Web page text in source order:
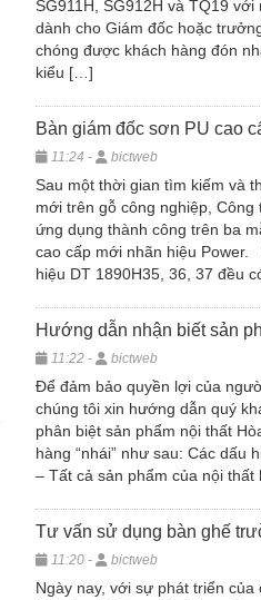
SG911H, SG912H và TQ19
dành cho Giám đốc hoặc
chóng được khách hàng đón
kiểu […]
Bàn giám đốc sơn PU cao
11:24 - bictweb
Sau một thời gian tìm kiếm và
mới trên gỗ công nghiệp, Công
ứng dụng thành công trên ba
cao cấp mới nhãn hiệu Power.
hiệu DT 1890H35, 36, 37 đều
Hướng dẫn nhận biết sản
11:22 - bictweb
Để đảm bảo quyền lợi của
chúng tôi xin hướng dẫn quý
phân biệt sản phẩm nội thất
hàng “nhái” như sau: Các dấu
– Tất cả sản phẩm của nội
Tư vấn sử dụng bàn ghế
11:20 - bictweb
Ngày nay, với sự phát triển